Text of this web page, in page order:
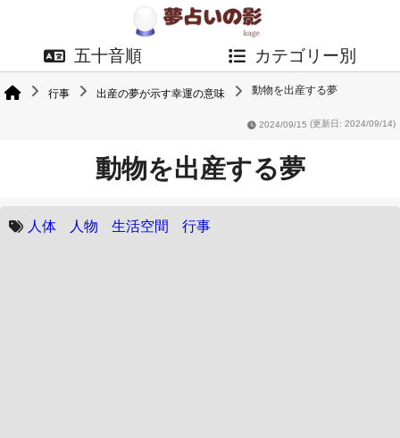
五十音順 カテゴリー別
行事 出産の夢が示す幸運の意味 動物を出産する夢
2024/09/15 (更新日: 2024/09/14)
動物を出産する夢
人体 人物 生活空間 行事